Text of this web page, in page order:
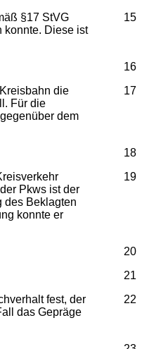
15
§17 StVG
konnte. Diese ist
16
17
die
Für die
dem
18
19
Pkws ist der
des Beklagten
konnte er
20
21
22
fest, der
das Gepräge